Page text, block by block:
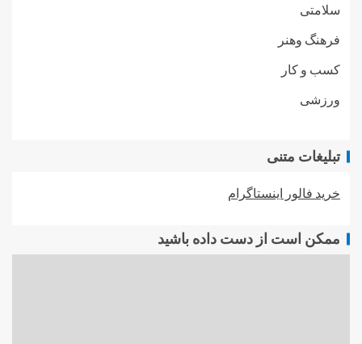
سلامتی
فرهنگ وهنر
کسب و کار
ورزشی
تبلیغات متنی
خرید فالور اینستاگرام
ممکن است از دست داده باشید